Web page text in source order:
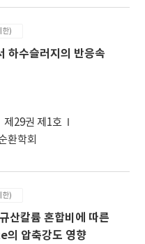
한)
하수슬러지의 반응속
제29권 제1호
환학회
한)
산칼륨 혼합비에 따른
의 압축강도 영향